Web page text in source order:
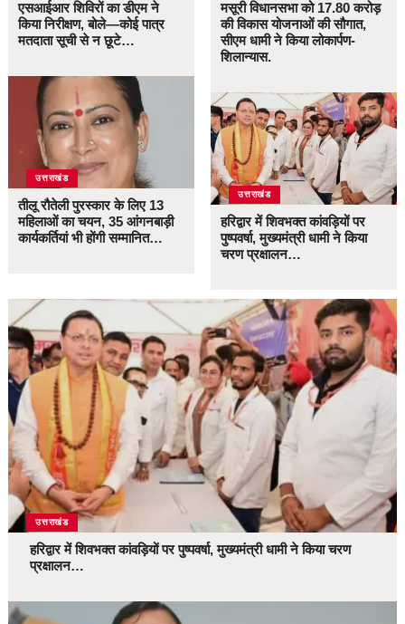
एसआईआर शिविरों का डीएम ने
किया निरीक्षण, बोले—कोई पात्र
मतदाता सूची से न छूटे…
उत्तराखंड
तीलू रौतेली पुरस्कार के लिए 13
महिलाओं का चयन, 35 आंगनबाड़ी
कार्यकर्तियां भी होंगी सम्मानित…
मसूरी विधानसभा को 17.80 करोड़
की विकास योजनाओं की सौगात,
सीएम धामी ने किया लोकार्पण-
शिलान्यास.
उत्तराखंड
हरिद्वार में शिवभक्त कांवड़ियों पर
पुष्पवर्षा, मुख्यमंत्री धामी ने किया
चरण प्रक्षालन…
उत्तराखंड
हरिद्वार में शिवभक्त कांवड़ियों पर पुष्पवर्षा, मुख्यमंत्री धामी ने किया चरण
प्रक्षालन…